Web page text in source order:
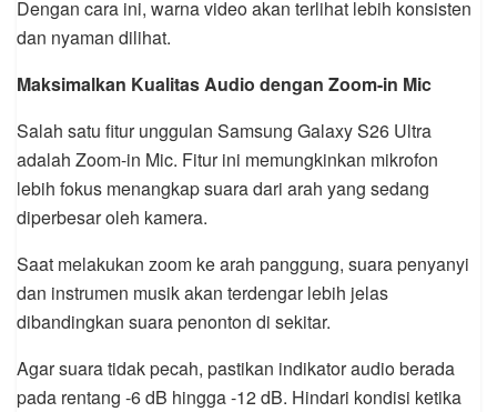
Dengan cara ini, warna video akan terlihat lebih konsisten
dan nyaman dilihat.
Maksimalkan Kualitas Audio dengan Zoom-in Mic
Salah satu fitur unggulan Samsung Galaxy S26 Ultra
adalah Zoom-in Mic. Fitur ini memungkinkan mikrofon
lebih fokus menangkap suara dari arah yang sedang
diperbesar oleh kamera.
Saat melakukan zoom ke arah panggung, suara penyanyi
dan instrumen musik akan terdengar lebih jelas
dibandingkan suara penonton di sekitar.
Agar suara tidak pecah, pastikan indikator audio berada
pada rentang -6 dB hingga -12 dB. Hindari kondisi ketika